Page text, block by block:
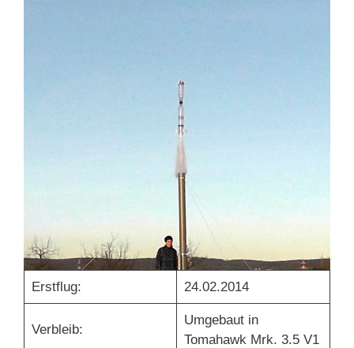
Erstflug: 24.02.2014
Verbleib:
Umgebaut in
Tomahawk Mrk. 3.5 V1